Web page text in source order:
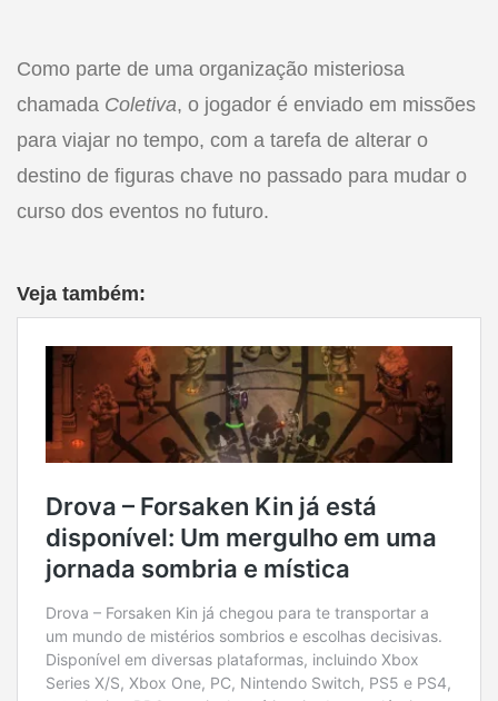
Como parte de uma organização misteriosa
chamada Coletiva, o jogador é enviado em missões
para viajar no tempo, com a tarefa de alterar o
destino de figuras chave no passado para mudar o
curso dos eventos no futuro.
Veja também: